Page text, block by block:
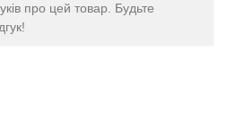
про цей товар. Будьте